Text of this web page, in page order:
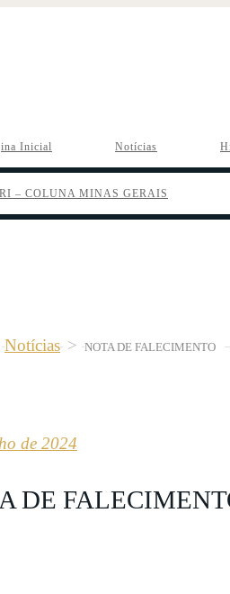
Inicial Notícias
– COLUNA MINAS GERAIS
Notícias > NOTA DE FALECIMENTO
de 2024
DE